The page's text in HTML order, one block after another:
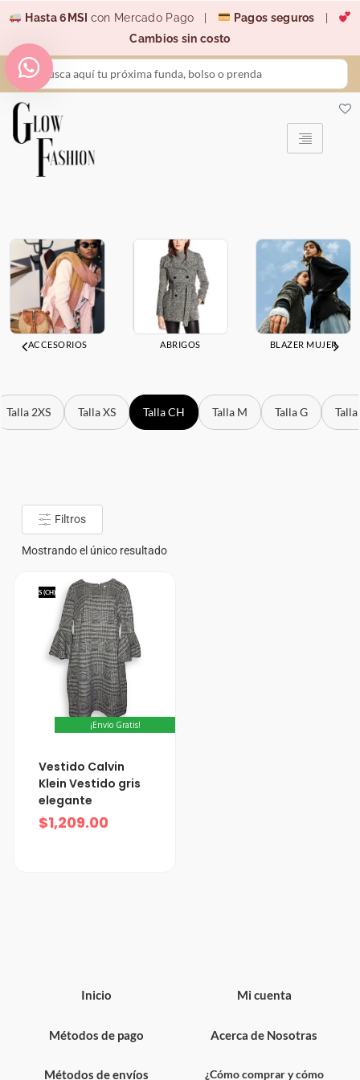
contenido
Hasta 6MSI con Mercado Pago | Pagos seguros
Cambios sin costo
Search
...
ACCESORIOS ABRIGOS BLAZER MUJER
Talla 2XS Talla XS Talla CH Talla M Talla G Talla
Filtros
Mostrando el único resultado
S (CH)
¡Envío Gratis!
Vestido Calvin
Klein Vestido gris
elegante
$1,209.00
Inicio
Métodos de pago
Métodos de envíos
Mi cuenta
Acerca de Nosotras
¿Cómo comprar y cómo